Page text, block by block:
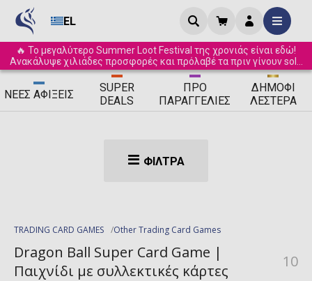
EL
🔥 Το μεγαλύτερο Summer Loot Festival της χρονιάς είναι εδώ!
Ανακάλυψε χιλιάδες προσφορές και πρόλαβέ τα πριν γίνουν sold
out! ☀️
ΝΈΕΣ ΑΦΊΞΕΙΣ
SUPER
DEALS
ΠΡΟ
ΠΑΡΑΓΓΕΛΊΕΣ
ΔΗΜΟΦΙ
ΛΈΣΤΕΡΑ
ΦΊΛΤΡΑ
TRADING CARD GAMES Other Trading Card Games
Dragon Ball Super Card Game |
Παιχνίδι με συλλεκτικές κάρτες
10